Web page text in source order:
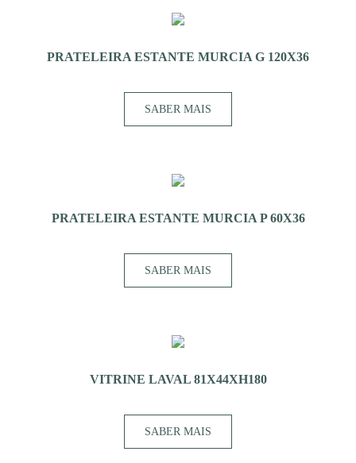
PRATELEIRA ESTANTE MURCIA G 120X36
SABER MAIS
PRATELEIRA ESTANTE MURCIA P 60X36
SABER MAIS
VITRINE LAVAL 81X44XH180
SABER MAIS